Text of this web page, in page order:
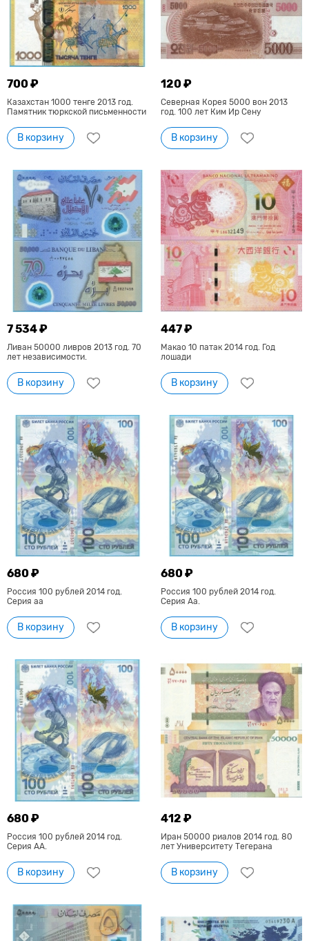
700 ₽
Казахстан 1000 тенге 2013 год.
Памятник тюркской письменности
В корзину
120 ₽
Северная Корея 5000 вон 2013
год. 100 лет Ким Ир Сену
В корзину
7 534 ₽
Ливан 50000 ливров 2013 год. 70
лет независимости.
В корзину
447 ₽
Макао 10 патак 2014 год. Год
лошади
В корзину
680 ₽
Россия 100 рублей 2014 год.
Серия аа
В корзину
680 ₽
Россия 100 рублей 2014 год.
Серия Аа.
В корзину
680 ₽
Россия 100 рублей 2014 год.
Серия АА.
В корзину
412 ₽
Иран 50000 риалов 2014 год. 80
лет Университету Тегерана
В корзину